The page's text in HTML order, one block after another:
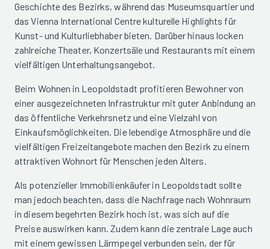
Geschichte des Bezirks, während das Museumsquartier und
das Vienna International Centre kulturelle Highlights für
Kunst- und Kulturliebhaber bieten. Darüber hinaus locken
zahlreiche Theater, Konzertsäle und Restaurants mit einem
vielfältigen Unterhaltungsangebot.
Beim Wohnen in Leopoldstadt profitieren Bewohner von
einer ausgezeichneten Infrastruktur mit guter Anbindung an
das öffentliche Verkehrsnetz und eine Vielzahl von
Einkaufsmöglichkeiten. Die lebendige Atmosphäre und die
vielfältigen Freizeitangebote machen den Bezirk zu einem
attraktiven Wohnort für Menschen jeden Alters.
Als potenzieller Immobilienkäufer in Leopoldstadt sollte
man jedoch beachten, dass die Nachfrage nach Wohnraum
in diesem begehrten Bezirk hoch ist, was sich auf die
Preise auswirken kann. Zudem kann die zentrale Lage auch
mit einem gewissen Lärmpegel verbunden sein, der für